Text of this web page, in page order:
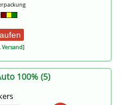
Versand]
100% (5)